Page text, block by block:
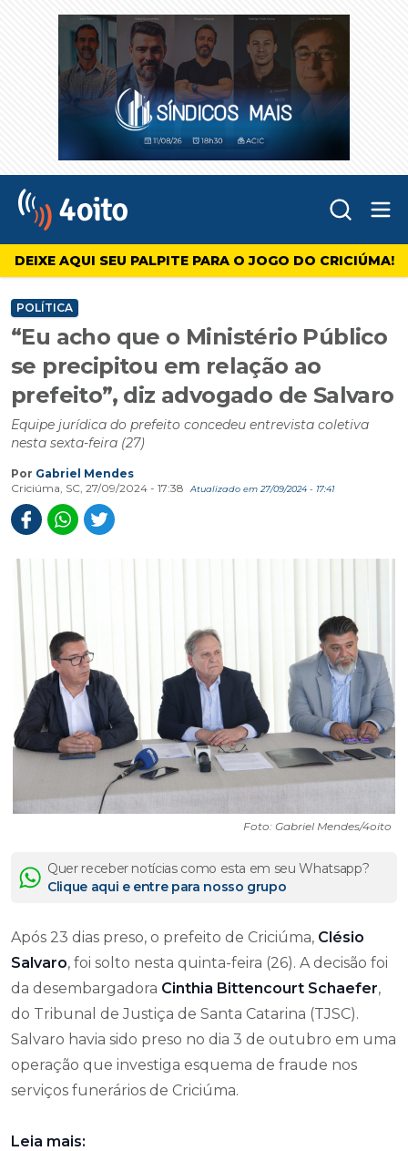
4oito
DEIXE AQUI SEU PALPITE PARA O JOGO DO CRICIÚMA!
POLÍTICA
“Eu acho que o Ministério Público
se precipitou em relação ao
prefeito”, diz advogado de Salvaro
Equipe jurídica do prefeito concedeu entrevista coletiva
nesta sexta-feira (27)
Por Gabriel Mendes
Criciúma, SC, 27/09/2024 - 17:38
Atualizado em 27/09/2024 - 17:41
Foto: Gabriel Mendes/4oito
Quer receber notícias como esta em seu Whatsapp?
Clique aqui e entre para nosso grupo
Após 23 dias preso, o prefeito de Criciúma, Clésio
Salvaro, foi solto nesta quinta-feira (26). A decisão foi
da desembargadora Cinthia Bittencourt Schaefer,
do Tribunal de Justiça de Santa Catarina (TJSC).
Salvaro havia sido preso no dia 3 de outubro em uma
operação que investiga esquema de fraude nos
serviços funerários de Criciúma.
Leia mais: